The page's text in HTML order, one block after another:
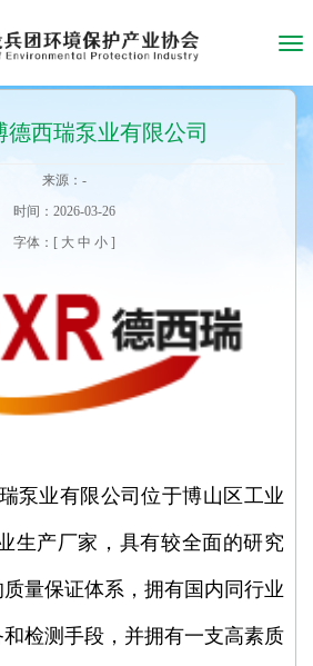
德西瑞泵业有限公司
来源：-
时间：2026-03-26
字体：[ 大 中 小 ]
泵业有限公司位于博山区工业
生产厂家，具有较全面的研究
量保证体系，拥有国内同行业
检测手段，并拥有一支高素质